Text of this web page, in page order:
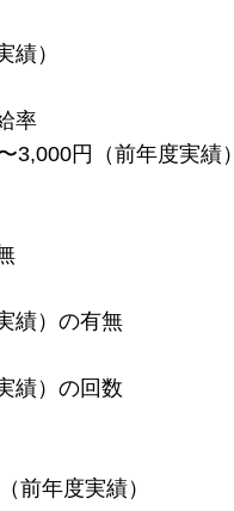
績）
率
3,000円（前年度実績）
績）の有無
績）の回数
前年度実績）